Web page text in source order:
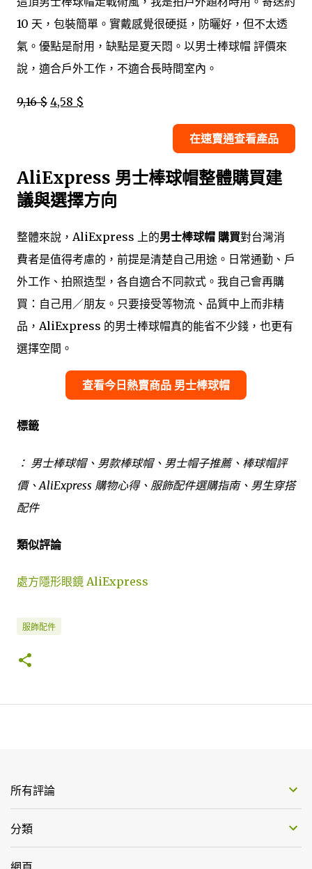
10 天，包裝簡單。實戴感覺很硬挺，防曬好，但不太透
氣。優點是耐用，缺點是夏天悶。以男士棒球帽 評價來
說，適合戶外工作，不適合長時間室內。
9,16 $ 4,58 $
在速賣通查看產品
AliExpress 男士棒球帽整體購買建
議與選擇方向
整體來說，AliExpress 上的男士棒球帽 購買對台灣消
費者是值得考慮的，前提是清楚自己用途。日常通勤、戶
外工作、拍照造型，各自適合不同款式。我自己會再購
買：自己用／朋友。只要接受等物流、品質中上而非精
品，AliExpress 的男士棒球帽真的能省不少錢，也更有
選擇空間。
查看今日熱賣商品 男士棒球帽
標籤
： 男士棒球帽、男款棒球帽、男士帽子推薦、棒球帽評
價、AliExpress 購物心得、服飾配件選購指南、男生穿搭
配件
類似評論
處方隱形眼鏡 AliExpress
服飾配件
所有評論
分類